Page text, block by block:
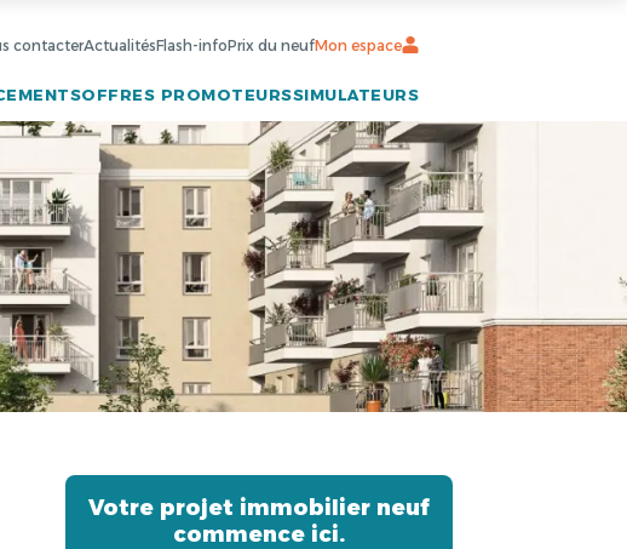
contacterActualitésFlash-infoPrix du neufMon espace
OFFRES PROMOTEURSSIMULATEURS
Votre projet immobilier neuf
commence ici.